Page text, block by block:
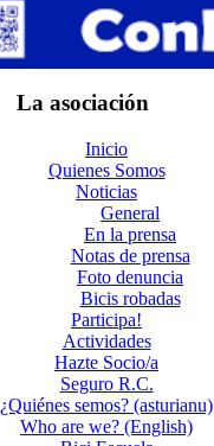
La asociación
Inicio
Quienes Somos
Noticias
General
En la prensa
Notas de prensa
Foto denuncia
Bicis robadas
Participa!
Actividades
Hazte Socio/a
Seguro R.C.
¿Quiénes semos? (asturianu)
Who are we? (English)